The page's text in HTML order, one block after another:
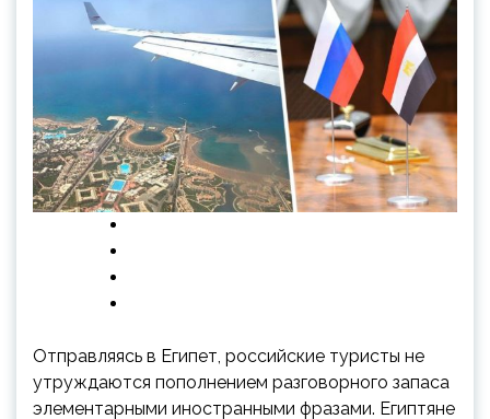
Отправляясь в Египет, российские туристы не
утруждаются пополнением разговорного запаса
элементарными иностранными фразами. Египтяне